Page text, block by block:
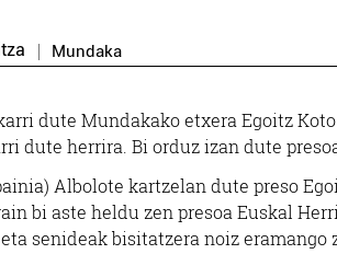
Mundaka
dute Mundakako etxera Egoitz
dute herrira. Bi orduz izan dute
Albolote kartzelan dute preso
bi aste heldu zen presoa Euskal
senideak bisitatzera noiz eramango